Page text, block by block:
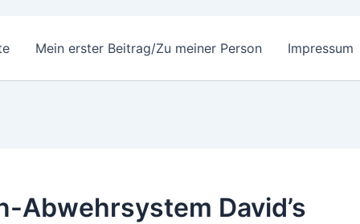
Mein erster Beitrag/Zu meiner Person Impressum
Abwehrsystem David’s